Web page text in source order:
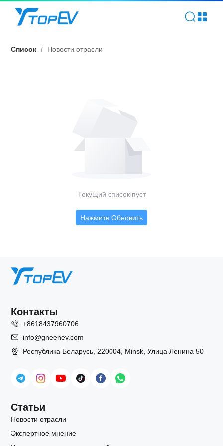
Список / Новости отрасли
Текущий список пуст
Нажмите Обновить
Контакты
+8618437960706
info@gneenev.com
Республика Беларусь, 220004, Minsk, Улица Ленина 50
Статьи
Новости отрасли
Экспертное мнение